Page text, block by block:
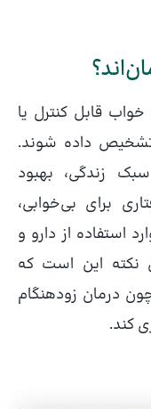
خواب قابل کنترل یا
تشخیص داده شوند.
زندگی، بهبود
برای بی‌خوابی،
استفاده از دارو و
نکته این است که
درمان زودهنگام
کند.